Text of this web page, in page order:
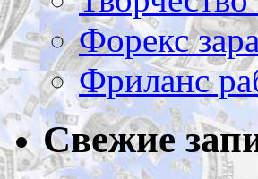
Форекс
Фриланс
Свежие